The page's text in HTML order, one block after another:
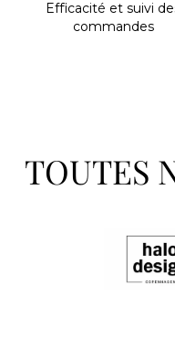
Efﬁcacité et suivi
commandes
TOUTES